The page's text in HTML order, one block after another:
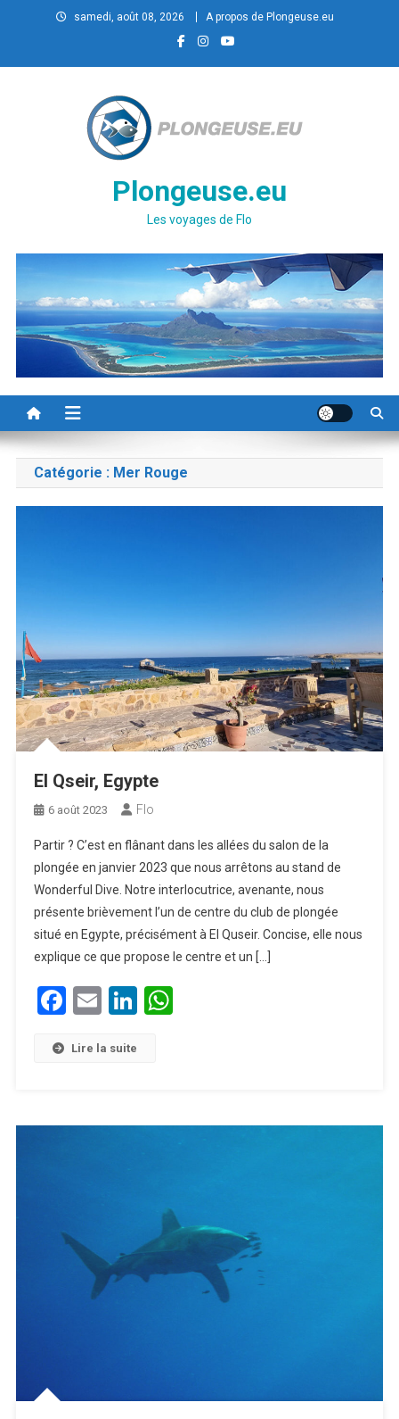
Skip to contentsamedi, août 08, 2026 A propos de Plongeuse.eu
Plongeuse.eu
Les voyages de Flo
Catégorie : Mer Rouge
El Qseir, Egypte
6 août 2023 Flo
Partir ? C’est en flânant dans les allées du salon de la
plongée en janvier 2023 que nous arrêtons au stand de
Wonderful Dive. Notre interlocutrice, avenante, nous
présente brièvement l’un de centre du club de plongée
situé en Egypte, précisément à El Quseir. Concise, elle nous
explique ce que propose le centre et un […]
Facebook
EmailLinkedIn
WhatsApp
Lire la suite